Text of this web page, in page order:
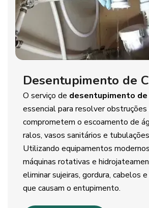
Desentupimento de
O serviço de desentupimento de
essencial para resolver obstruções
comprometem o escoamento de
ralos, vasos sanitários e
Utilizando equipamentos
máquinas rotativas e
eliminar sujeiras, gordura, cabelos
que causam o entupimento.